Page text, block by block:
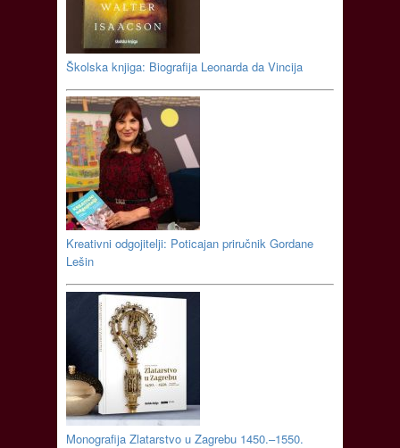
Školska knjiga: Biografija Leonarda da Vincija
Kreativni odgojitelji: Poticajan priručnik Gordane
Lešin
Monografija Zlatarstvo u Zagrebu 1450.–1550.